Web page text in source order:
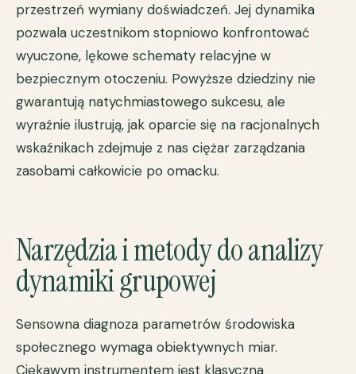
przestrzeń wymiany doświadczeń. Jej dynamika
pozwala uczestnikom stopniowo konfrontować
wyuczone, lękowe schematy relacyjne w
bezpiecznym otoczeniu. Powyższe dziedziny nie
gwarantują natychmiastowego sukcesu, ale
wyraźnie ilustrują, jak oparcie się na racjonalnych
wskaźnikach zdejmuje z nas ciężar zarządzania
zasobami całkowicie po omacku.
Narzędzia i metody do analizy
dynamiki grupowej
Sensowna diagnoza parametrów środowiska
społecznego wymaga obiektywnych miar.
Ciekawym instrumentem jest klasyczna